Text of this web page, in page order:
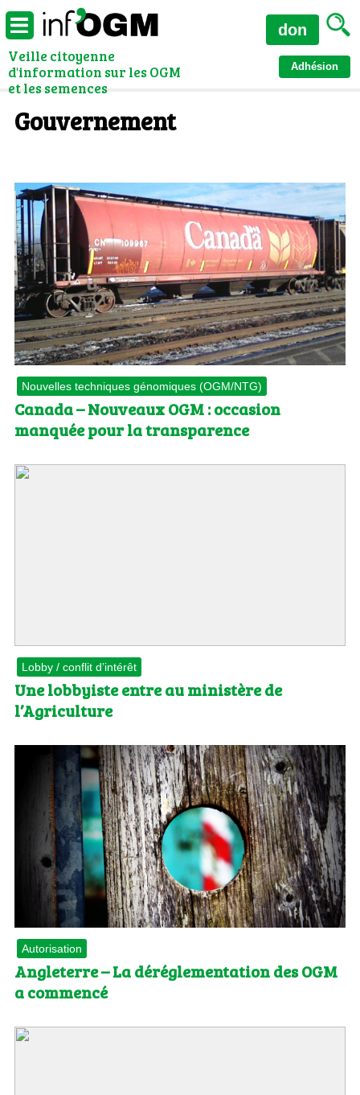
Veille citoyenne
d'information sur les OGM
et les semences
Adhésion
don
Gouvernement
Nouvelles techniques génomiques (OGM/NTG)
Canada – Nouveaux OGM : occasion
manquée pour la transparence
Lobby / conflit d’intérêt
Une lobbyiste entre au ministère de
l’Agriculture
Autorisation
Angleterre – La déréglementation des OGM
a commencé